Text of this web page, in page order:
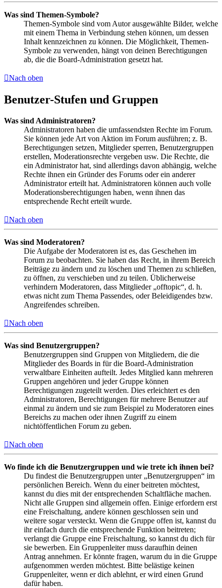
Was sind Themen-Symbole?
Themen-Symbole sind vom Autor ausgewählte Bilder, welche
mit einem Thema in Verbindung stehen können, um dessen
Inhalt kennzeichnen zu können. Die Möglichkeit, Themen-
Symbole zu verwenden, hängt von deinen Berechtigungen
ab, die die Board-Administration gesetzt hat.
Nach oben
Benutzer-Stufen und Gruppen
Was sind Administratoren?
Administratoren haben die umfassendsten Rechte im Forum.
Sie können jede Art von Aktion im Forum ausführen; z. B.
Berechtigungen setzen, Mitglieder sperren, Benutzergruppen
erstellen, Moderationsrechte vergeben usw. Die Rechte, die
ein Administrator hat, sind allerdings davon abhängig, welche
Rechte ihnen ein Gründer des Forums oder ein anderer
Administrator erteilt hat. Administratoren können auch volle
Moderationsberechtigungen haben, wenn ihnen das
entsprechende Recht erteilt wurde.
Nach oben
Was sind Moderatoren?
Die Aufgabe der Moderatoren ist es, das Geschehen im
Forum zu beobachten. Sie haben das Recht, in ihrem Bereich
Beiträge zu ändern und zu löschen und Themen zu schließen,
zu öffnen, zu verschieben und zu teilen. Üblicherweise
verhindern Moderatoren, dass Mitglieder „offtopic“, d. h.
etwas nicht zum Thema Passendes, oder Beleidigendes bzw.
Angreifendes schreiben.
Nach oben
Was sind Benutzergruppen?
Benutzergruppen sind Gruppen von Mitgliedern, die die
Mitglieder des Boards in für die Board-Administration
verwaltbare Einheiten aufteilt. Jedes Mitglied kann mehreren
Gruppen angehören und jeder Gruppe können
Berechtigungen zugeteilt werden. Dies erleichtert es den
Administratoren, Berechtigungen für mehrere Benutzer auf
einmal zu ändern und sie zum Beispiel zu Moderatoren eines
Bereichs zu machen oder ihnen Zugriff zu einem
nichtöffentlichen Forum zu geben.
Nach oben
Wo finde ich die Benutzergruppen und wie trete ich ihnen bei?
Du findest die Benutzergruppen unter „Benutzergruppen“ im
persönlichen Bereich. Wenn du einer beitreten möchtest,
kannst du dies mit der entsprechenden Schaltfläche machen.
Nicht alle Gruppen sind allgemein offen. Einige erfordern erst
eine Freischaltung, andere können geschlossen sein und
weitere sogar versteckt. Wenn die Gruppe offen ist, kannst du
ihr einfach durch die entsprechende Funktion beitreten;
verlangt die Gruppe eine Freischaltung, so kannst du dich für
sie bewerben. Ein Gruppenleiter muss daraufhin deinen
Antrag annehmen. Er könnte fragen, warum du in die Gruppe
aufgenommen werden möchtest. Bitte belästige keinen
Gruppenleiter, wenn er dich ablehnt, er wird einen Grund
dafür haben.